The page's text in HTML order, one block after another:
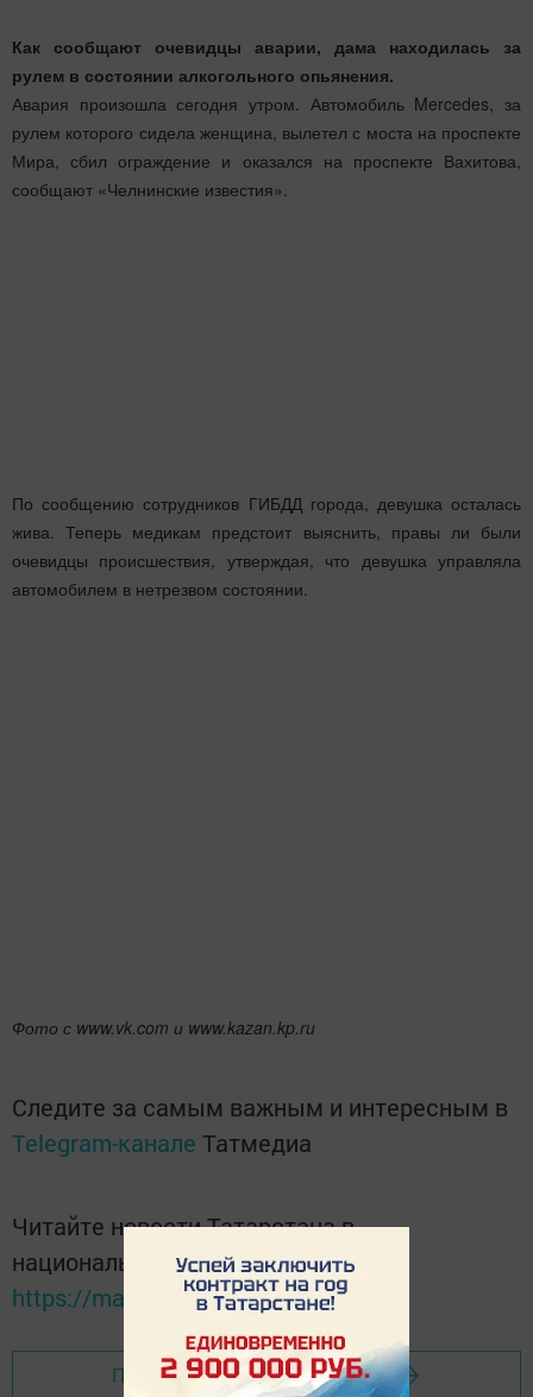
Как сообщают очевидцы аварии, дама находилась за
рулем в состоянии алкогольного опьянения.
Авария произошла сегодня утром. Автомобиль Mercedes, за
рулем которого сидела женщина, вылетел с моста на проспекте
Мира, сбил ограждение и оказался на проспекте Вахитова,
сообщают «Челнинские известия».
По сообщению сотрудников ГИБДД города, девушка осталась
жива. Теперь медикам предстоит выяснить, правы ли были
очевидцы происшествия, утверждая, что девушка управляла
автомобилем в нетрезвом состоянии.
Фото с www.vk.com и www.kazan.kp.ru
Следите за самым важным и интересным в
Telegram-канале Татмедиа
Читайте новости Татарстана в
национальном мессенджере MАХ:
https://max.ru/tatmedia
Перейти на страницу новости